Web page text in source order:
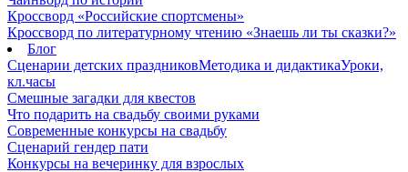
Кроссворд «Российские спортсмены»
Кроссворд по литературному чтению «Знаешь ли ты сказки?»
Блог
Сценарии детских праздниковМетодика и дидактикаУроки,
кл.часы
Смешные загадки для квестов
Что подарить на свадьбу своими руками
Современные конкурсы на свадьбу
Сценарий гендер пати
Конкурсы на вечеринку для взрослых